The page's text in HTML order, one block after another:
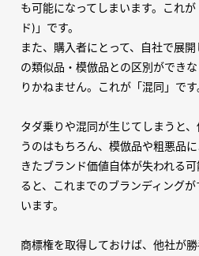
も可能になってしまいます。これが
ド) 」です。
また、購入者にとって、自社で展
の類似品・模倣品との区別ができ
りかねません。これが「混同」です
タダ乗りや混同が生じてしまうと
うのはもちろん、模倣品や粗悪品
きたブランド価値自体が失われる
ると、これまでのブランディング
います。
商標権を取得しておけば、他社が